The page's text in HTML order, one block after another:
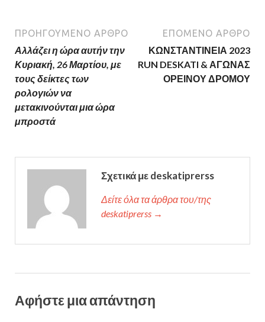
ΠΡΟΗΓΟΎΜΕΝΟ ΆΡΘΡΟ
Αλλάζει η ώρα αυτήν την
Κυριακή, 26 Μαρτίου, με
τους δείκτες των
ρολογιών να
μετακινούνται μια ώρα
μπροστά
ΕΠΌΜΕΝΟ ΆΡΘΡΟ
ΚΩΝΣΤΑΝΤΙΝΕΙΑ 2023
RUN DESKATI & ΑΓΩΝΑΣ
ΟΡΕΙΝΟΥ ΔΡΟΜΟΥ
Σχετικά με deskatiprerss
Δείτε όλα τα άρθρα του/της
deskatiprerss →
Αφήστε μια απάντηση